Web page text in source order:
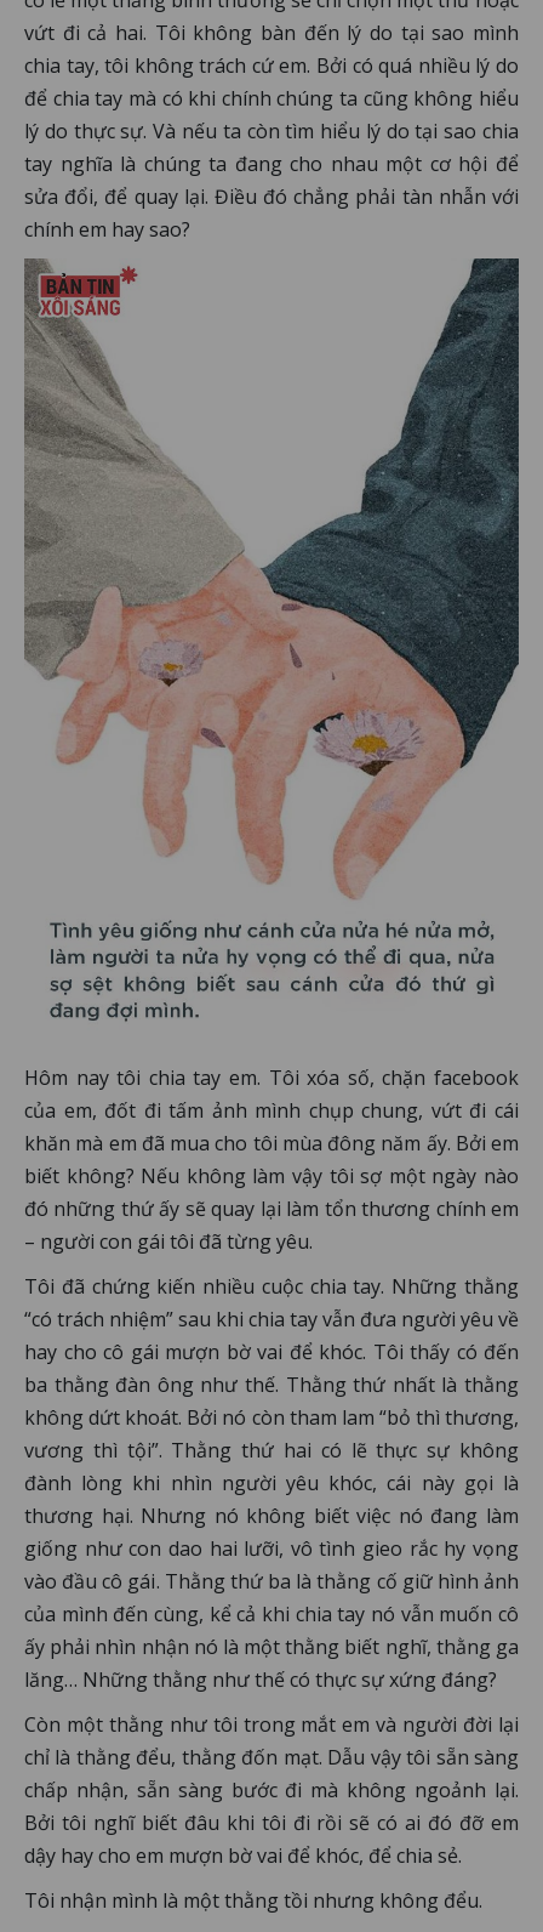
vứt đi cả hai. Tôi không bàn đến lý do tại sao mình
chia tay, tôi không trách cứ em. Bởi có quá nhiều lý do
để chia tay mà có khi chính chúng ta cũng không hiểu
lý do thực sự. Và nếu ta còn tìm hiểu lý do tại sao chia
tay nghĩa là chúng ta đang cho nhau một cơ hội để
sửa đổi, để quay lại. Điều đó chẳng phải tàn nhẫn với
chính em hay sao?
Hôm nay tôi chia tay em. Tôi xóa số, chặn facebook
của em, đốt đi tấm ảnh mình chụp chung, vứt đi cái
khăn mà em đã mua cho tôi mùa đông năm ấy. Bởi em
biết không? Nếu không làm vậy tôi sợ một ngày nào
đó những thứ ấy sẽ quay lại làm tổn thương chính em
– người con gái tôi đã từng yêu.
Tôi đã chứng kiến nhiều cuộc chia tay. Những thằng
“có trách nhiệm” sau khi chia tay vẫn đưa người yêu về
hay cho cô gái mượn bờ vai để khóc. Tôi thấy có đến
ba thằng đàn ông như thế. Thằng thứ nhất là thằng
không dứt khoát. Bởi nó còn tham lam “bỏ thì thương,
vương thì tội”. Thằng thứ hai có lẽ thực sự không
đành lòng khi nhìn người yêu khóc, cái này gọi là
thương hại. Nhưng nó không biết việc nó đang làm
giống như con dao hai lưỡi, vô tình gieo rắc hy vọng
vào đầu cô gái. Thằng thứ ba là thằng cố giữ hình ảnh
của mình đến cùng, kể cả khi chia tay nó vẫn muốn cô
ấy phải nhìn nhận nó là một thằng biết nghĩ, thằng ga
lăng… Những thằng như thế có thực sự xứng đáng?
Còn một thằng như tôi trong mắt em và người đời lại
chỉ là thằng đểu, thằng đốn mạt. Dẫu vậy tôi sẵn sàng
chấp nhận, sẵn sàng bước đi mà không ngoảnh lại.
Bởi tôi nghĩ biết đâu khi tôi đi rồi sẽ có ai đó đỡ em
dậy hay cho em mượn bờ vai để khóc, để chia sẻ.
Tôi nhận mình là một thằng tồi nhưng không đểu.